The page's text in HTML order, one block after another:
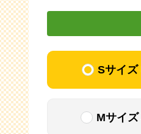
Sサイズ
Mサイズ